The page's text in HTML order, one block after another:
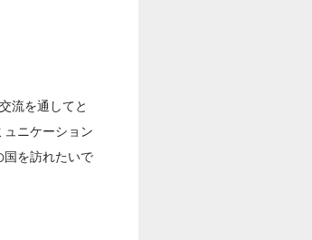
流を通してと
ニケーション
国を訪れたいで